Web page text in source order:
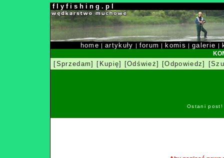
f l y f i s h i n g . p l
home |artykuły | forum | komis |galerie |
[Sprzedam] [Kupię] [Odśwież] [Odpowiedz]
Ostani post!